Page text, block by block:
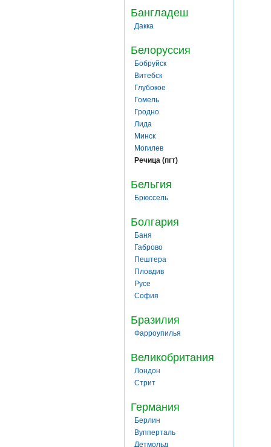
Бангладеш
Дакка
Белоруссия
Бобруйск
Витебск
Глубокое
Гомель
Гродно
Лида
Минск
Могилев
Речица (пгт)
Бельгия
Брюссель
Болгария
Баня
Габрово
Пештера
Пловдив
Русе
София
Бразилия
Фарроупилья
Великобритания
Лондон
Стрит
Германия
Берлин
Вупперталь
Детмольд